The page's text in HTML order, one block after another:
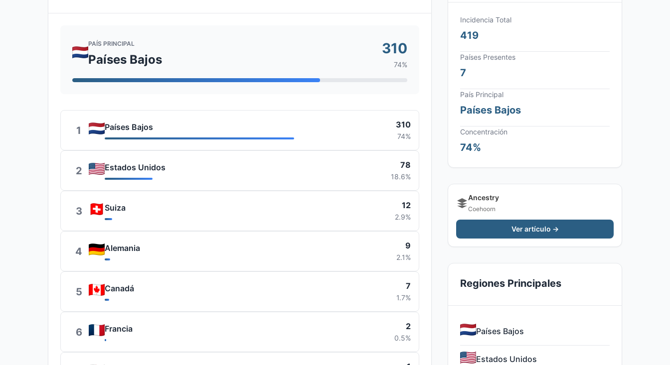
PAÍS PRINCIPAL
Países Bajos
310
74%
1 Países Bajos 310
74%
2 Estados Unidos 78
18.6%
3 Suiza 12
2.9%
4 Alemania 9
2.1%
5 Canadá 7
1.7%
6 Francia 2
0.5%
Incidencia Total
419
Países Presentes
7
País Principal
Países Bajos
Concentración
74%
Ancestry
Coehoorn
Ver artículo →
Regiones Principales
Países Bajos
Estados Unidos